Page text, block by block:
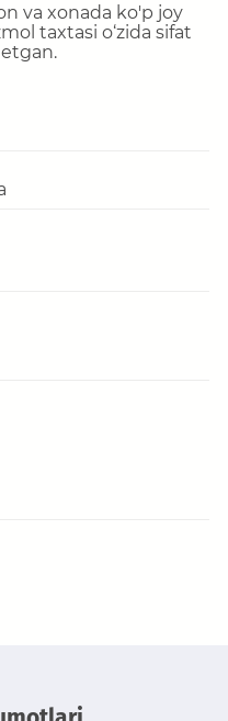
va xonada ko'p joy
taxtasi o‘zida sifat